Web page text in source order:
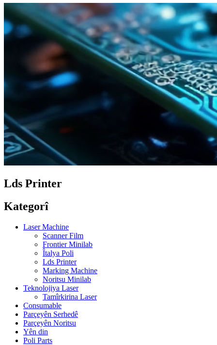
Lds Printer
Kategorî
Laser Machine
Scanner Film
Frontier Minilab
Îtalya Poli
Lds Printer
Marking Machine
Noritsu Minilab
Teknolojiya Laser
Tamîrkirina Laser
Consumable
Parçeyên Serhedê
Parçeyên Noritsu
Yên din
Poli Parts